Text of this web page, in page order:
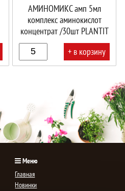
АМИНОМИКС амп 5мл
комплекс аминокислот
концентрат /30шт PLANTIT
+ в корзину
Меню
Главная
Новинки